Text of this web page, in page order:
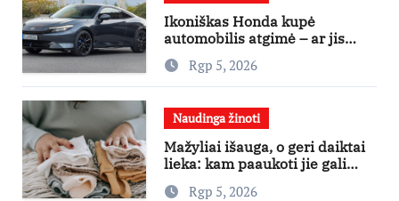
Ikoniškas Honda kupė
automobilis atgimė – ar jis
pateisins pirkėjų lūkesčius?
Rgp 5, 2026
Naudinga žinoti
Mažyliai išauga, o geri daiktai
lieka: kam paaukoti jie gali
būti aukso vertės?
Rgp 5, 2026